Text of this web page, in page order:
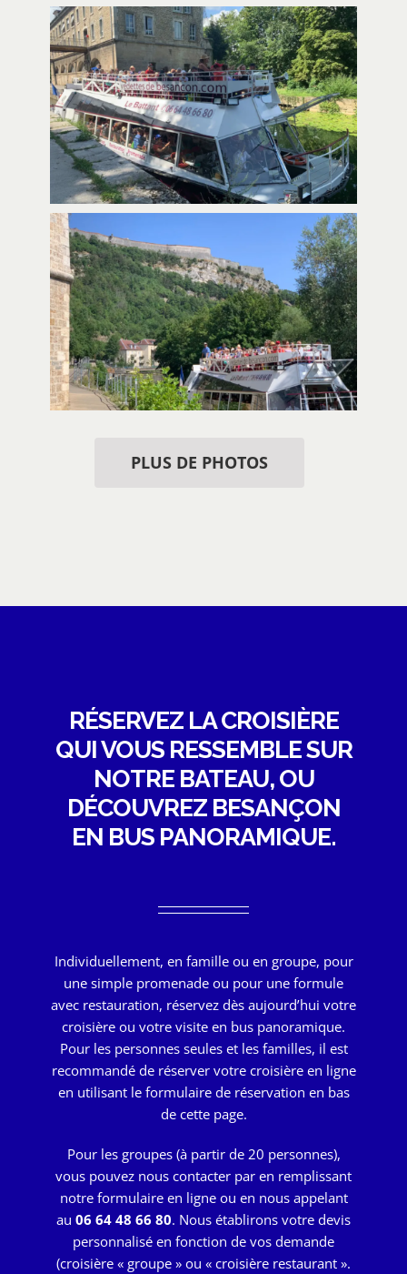
PLUS DE PHOTOS
RÉSERVEZ LA CROISIÈRE
QUI VOUS RESSEMBLE SUR
NOTRE BATEAU, OU
DÉCOUVREZ BESANÇON
EN BUS PANORAMIQUE.
Individuellement, en famille ou en groupe, pour
une simple promenade ou pour une formule
avec restauration, réservez dès aujourd’hui votre
croisière ou votre visite en bus panoramique.
Pour les personnes seules et les familles, il est
recommandé de réserver votre croisière en ligne
en utilisant le formulaire de réservation en bas
de cette page.
Pour les groupes (à partir de 20 personnes),
vous pouvez nous contacter par en remplissant
notre formulaire en ligne ou en nous appelant
au 06 64 48 66 80. Nous établirons votre devis
personnalisé en fonction de vos demande
(croisière « groupe » ou « croisière restaurant ».